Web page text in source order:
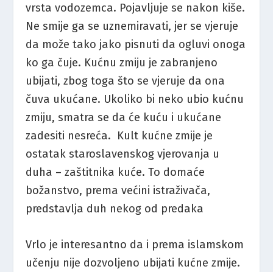
vrsta vodozemca. Pojavljuje se nakon kiše.
Ne smije ga se uznemiravati, jer se vjeruje
da može tako jako pisnuti da ogluvi onoga
ko ga čuje. Kućnu zmiju je zabranjeno
ubijati, zbog toga što se vjeruje da ona
čuva ukućane. Ukoliko bi neko ubio kućnu
zmiju, smatra se da će kuću i ukućane
zadesiti nesreća. Kult kućne zmije je
ostatak staroslavenskog vjerovanja u
duha – zaštitnika kuće. To domaće
božanstvo, prema većini istraživača,
predstavlja duh nekog od predaka
Vrlo je interesantno da i prema islamskom
učenju nije dozvoljeno ubijati kućne zmije.